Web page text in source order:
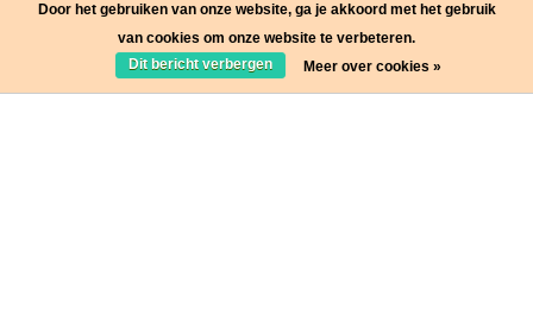
Bezoek ook
Door het gebruiken van onze website, ga je akkoord met het gebruik
van cookies om onze website te verbeteren.
Dit bericht verbergen
Meer over cookies »